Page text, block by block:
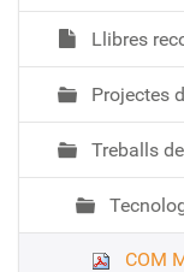
Llibres
Projectes
Treballs
COM